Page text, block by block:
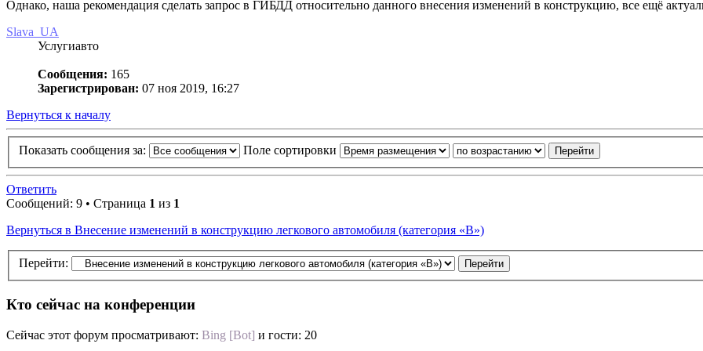
Однако, наша рекомендация сделать запрос в ГИБДД относительно данного внесения изменений в конструкцию, все ещё
Slava_UA
Услугиавто
Сообщения: 165
Зарегистрирован: 07 ноя 2019, 16:27
Вернуться к началу
Показать сообщения за: Поле сортировки
Ответить
Сообщений: 9 • Страница 1 из 1
Вернуться в Внесение изменений в конструкцию легкового автомобиля (категория «В»)
Перейти:
Кто сейчас на конференции
Сейчас этот форум просматривают: Bing [Bot] и гости: 20